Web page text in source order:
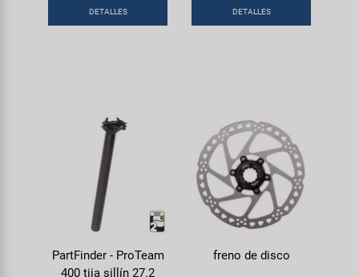
DETALLES DETALLES
PartFinder - ProTeam
400 tija sillín 27.2
freno de disco